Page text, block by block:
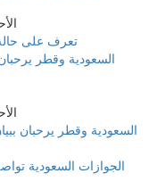
الأحد 09 أغسطس
تعرف على
الأحد 09 أغسطس
السعودية وقطر يرحبان